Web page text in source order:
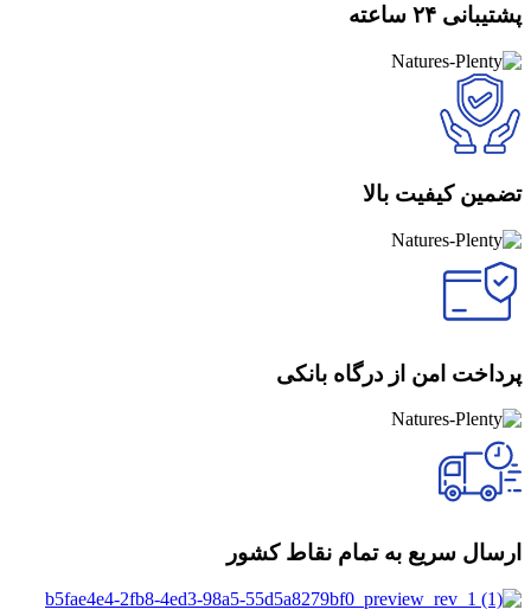
پشتیبانی ۲۴ ساعته
تضمین کیفیت بالا
پرداخت امن از درگاه بانکی
ارسال سریع به تمام نقاط کشور